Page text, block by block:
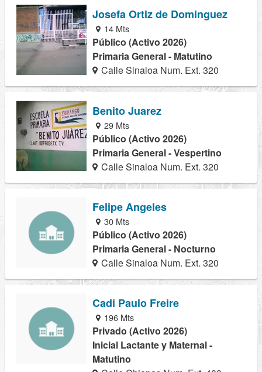
Josefa Ortiz de Dominguez
14 Mts
Público (Activo 2026)
Primaria General - Matutino
Calle Sinaloa Num. Ext. 320
Benito Juarez
29 Mts
Público (Activo 2026)
Primaria General - Vespertino
Calle Sinaloa Num. Ext. 320
Felipe Angeles
30 Mts
Público (Activo 2026)
Primaria General - Nocturno
Calle Sinaloa Num. Ext. 320
Cadi Paulo Freire
196 Mts
Privado (Activo 2026)
Inicial Lactante y Maternal -
Matutino